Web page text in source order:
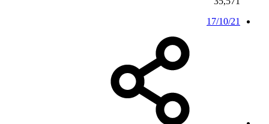
17/10/21